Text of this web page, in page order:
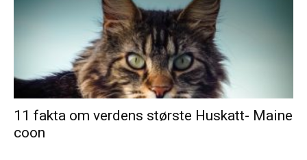
11 fakta om verdens største Huskatt- Maine
coon